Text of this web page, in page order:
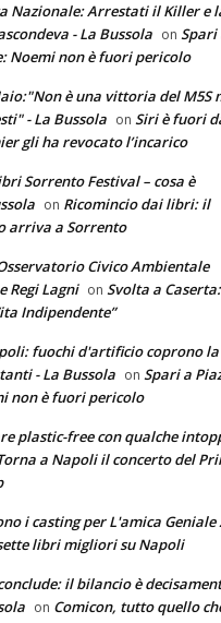
Nazionale: Arrestati il Killer e
- La Bussola on Spari
Noemi non è fuori pericolo
è una vittoria del M5S
- La Bussola on Siri è fuori
gli ha revocato l’incarico
Sorrento Festival – cosa è
on Ricomincio dai libri: il
arriva a Sorrento
Civico Ambientale
Regi Lagni on Svolta a
Indipendente”
fuochi d'artificio coprono la
- La Bussola on Spari a
non è fuori pericolo
plastic-free con qualche
a Napoli il concerto del
i casting per L'amica Geniale
libri migliori su Napoli
il bilancio è
on Comicon, tutto quello